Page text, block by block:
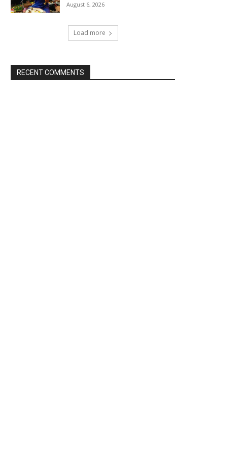
August 6, 2026
Load more
RECENT COMMENTS